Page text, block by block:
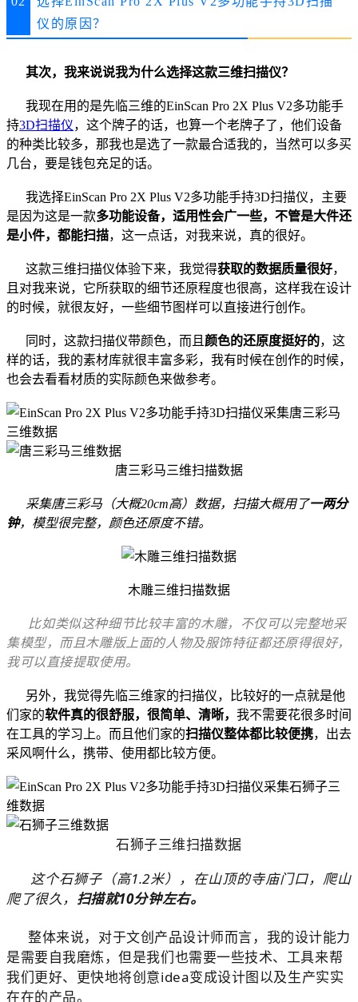
仪的原因？
其次，我来说说我为什么选择这款三维扫描仪？
我现在用的是先临三维的EinScan Pro 2X Plus V2多功能手
持3D扫描仪，这个牌子的话，也算一个老牌子了，他们设备
的种类比较多，那我也是选了一款最合适我的，当然可以多买
几台，要是钱包充足的话。
我选择EinScan Pro 2X Plus V2多功能手持3D扫描仪，主要
是因为这是一款多功能设备，适用性会广一些，不管是大件还
是小件，都能扫描，这一点话，对我来说，真的很好。
这款三维扫描仪体验下来，我觉得获取的数据质量很好，
且对我来说，它所获取的细节还原程度也很高，这样我在设计
的时候，就很友好，一些细节图样可以直接进行创作。
同时，这款扫描仪带颜色，而且 颜色的还原度挺好的，这
样的话，我的素材库就很丰富多彩，我有时候在创作的时候，
也会去看看材质的实际颜色来做参考。
唐三彩马三维扫描数据
采集唐三彩马（大概20cm高） 数据， 扫描大概用了一两分
钟， 模型很完整，颜色还原度不错。
木雕三维扫描数据
比如类似这种细节比较丰富的木雕，不仅可以完整地采
集模型，而且木雕版上面的人物及服饰特征都还原得很好，
我可以直接提取使用。
另外，我觉得先临三维家的扫描仪，比较好的一点就是他
们家的软件真的很舒服，很简单、清晰， 我不需要花很多时间
在工具的学习上。而且他们家的扫描仪整体都比较便携，出去
采风啊什么，携带、使用都比较方便。
石狮子三维扫描数据
这个石狮子（高1.2米），在山顶的寺庙门口，爬山
爬了很久， 扫描就10分钟左右。
整体来说，对于文创产品设计师而言，我的设计能力
是需要自我磨炼，但是我们也需要一些技术、工具来帮
我们更好、更快地将创意idea变成设计图以及生产实实
在在的产品。